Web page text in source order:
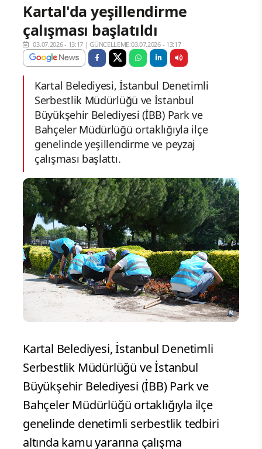
Kartal'da yeşillendirme
çalışması başlatıldı
03.07.2026 - 13:17 |GÜNCELLEME:03.07.2026 - 13:17
Kartal Belediyesi, İstanbul Denetimli
Serbestlik Müdürlüğü ve İstanbul
Büyükşehir Belediyesi (İBB) Park ve
Bahçeler Müdürlüğü ortaklığıyla ilçe
genelinde yeşillendirme ve peyzaj
çalışması başlattı.
Kartal Belediyesi, İstanbul Denetimli
Serbestlik Müdürlüğü ve İstanbul
Büyükşehir Belediyesi (İBB) Park ve
Bahçeler Müdürlüğü ortaklığıyla ilçe
genelinde denetimli serbestlik tedbiri
altında kamu yararına çalışma